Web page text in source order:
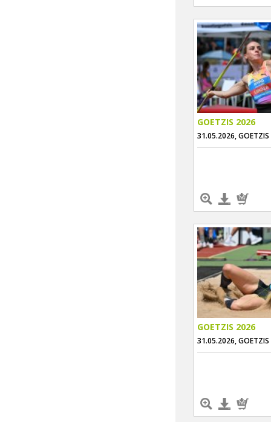
GOETZIS 2026
31.05.2026, GOETZIS
GOETZIS 2026
31.05.2026, GOETZIS